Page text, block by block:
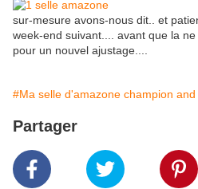
sur-mesure avons-nous dit.. et
week-end suivant.... avant que la
pour un nouvel ajustage....
#Ma selle d'amazone champion and
Partager